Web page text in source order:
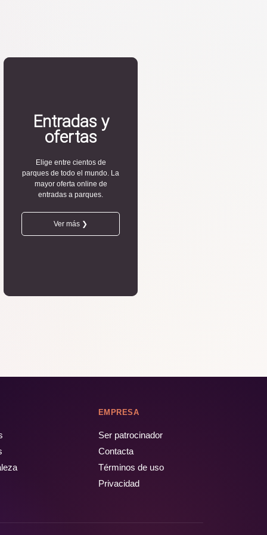
Entradas y
ofertas
Elige entre cientos de
parques de todo el mundo. La
mayor oferta online de
entradas a parques.
Ver más ❯
EMPRESA
Ser patrocinador
Contacta
Términos de uso
Privacidad